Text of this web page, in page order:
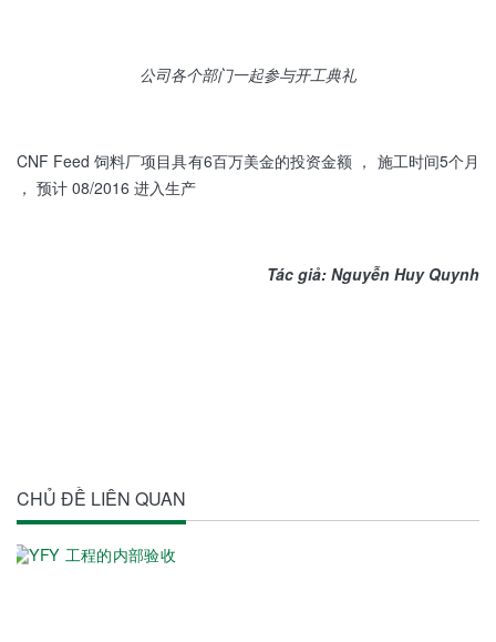
公司各个部门一起参与开工典礼
CNF Feed 饲料厂项目具有6百万美金的投资金额 ， 施工时间5个月
， 预计 08/2016 进入生产
Tác giả: Nguyễn Huy Quynh
CHỦ ĐỀ LIÊN QUAN